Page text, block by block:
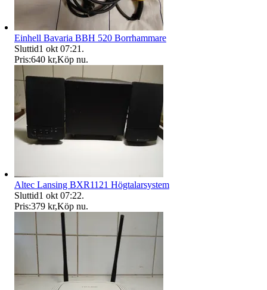
Einhell Bavaria BBH 520 Borrhammare
Sluttid1 okt 07:21 .
Pris:640 kr,Köp nu.
Altec Lansing BXR1121 Högtalarsystem
Sluttid1 okt 07:22.
Pris:379 kr,Köp nu.